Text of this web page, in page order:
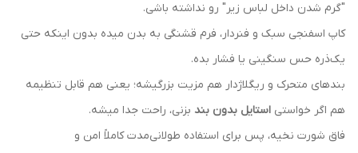
"گرم شدن داخل لباس زیر" رو نداشته باشی.
کاپ اسفنجی سبک و فنردار، فرم قشنگی به بدن میده بدون اینکه حتی
یک‌ذره حس سنگینی یا فشار بده.
بندهای متحرک و ریگلاژدار هم مزیت بزرگیشه؛ یعنی هم قابل تنظیمه
هم اگر خواستی استایل بدون بند بزنی، راحت جدا میشه.
فاق شورت نخیه، پس برای استفاده طولانی‌مدت کاملاً امن و